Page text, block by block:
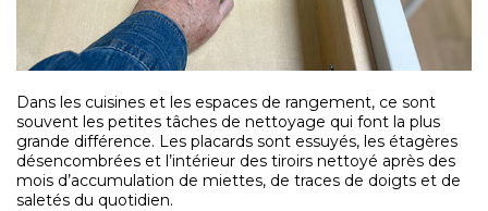
Dans les cuisines et les espaces de rangement, ce sont
souvent les petites tâches de nettoyage qui font la plus
grande différence. Les placards sont essuyés, les étagères
désencombrées et l’intérieur des tiroirs nettoyé après des
mois d’accumulation de miettes, de traces de doigts et de
saletés du quotidien.